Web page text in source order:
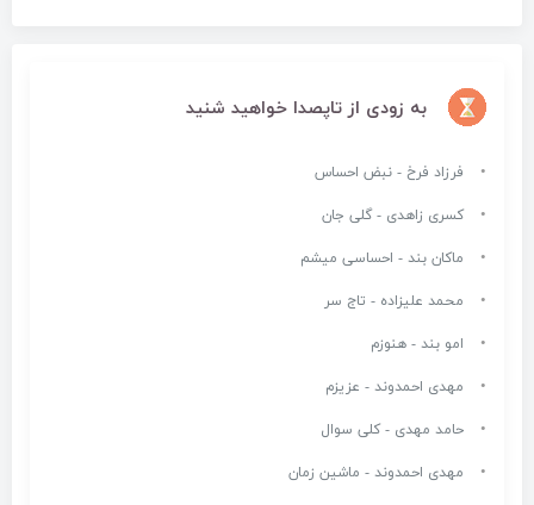
به زودی از تاپصدا خواهید شنید
فرزاد فرخ - نبض احساس
کسری زاهدی - گلی جان
ماکان بند - احساسی میشم
محمد علیزاده - تاج سر
امو بند - هنوزم
مهدی احمدوند - عزیزم
حامد مهدی - کلی سوال
مهدی احمدوند - ماشین زمان